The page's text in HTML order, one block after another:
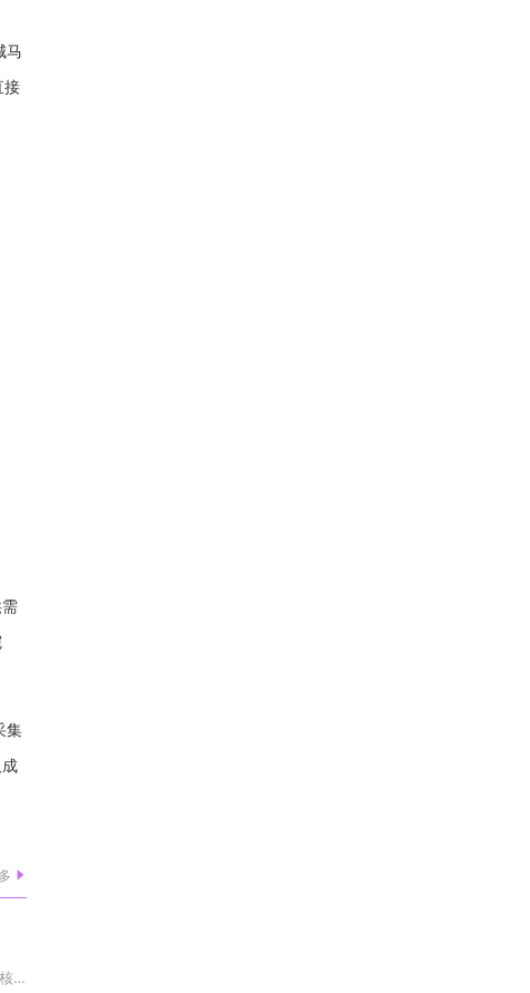
马
接
集
梦幻西游浪淘沙交易的核心安全做法是只走藏宝阁官方渠道、拒绝线下交易、做好账号密保与物品锁、核对礼盒状态与交易次数、留存全...